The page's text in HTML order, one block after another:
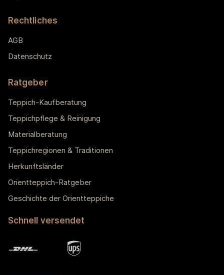
Rechtliches
AGB
Datenschutz
Ratgeber
Teppich-Kaufberatung
Teppichpflege & Reinigung
Materialberatung
Teppichregionen & Traditionen
Herkunftsländer
Orientteppich-Ratgeber
Geschichte der Orientteppiche
Schnell versendet